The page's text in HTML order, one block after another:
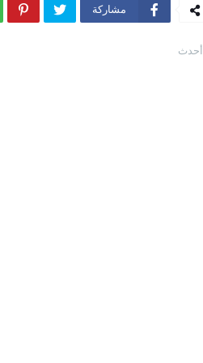
مشاركة
أحدث